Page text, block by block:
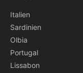
Italien
Sardinien
Olbia
Portugal
Lissabon